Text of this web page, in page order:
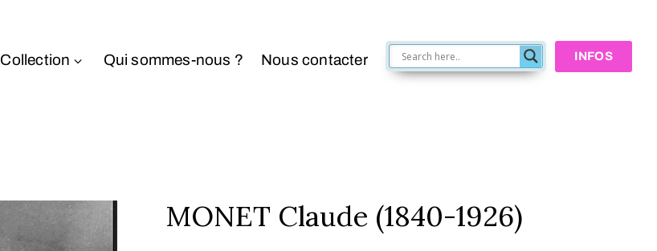
Collection Qui sommes-nous ? Nous contacter INFOS
MONET Claude (1840-1926)